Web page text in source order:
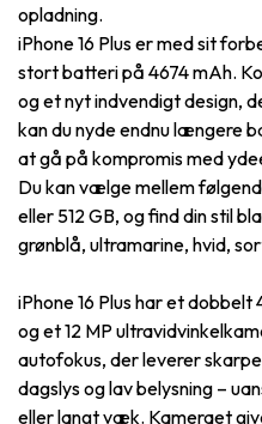
opladning.
iPhone 16 Plus er med sit
stort batteri på 4674 mAh.
og et nyt indvendigt design,
kan du nyde endnu længere
at gå på kompromis med
Du kan vælge mellem
eller 512 GB, og find din stil
grønblå, ultramarine, hvid,
iPhone 16 Plus har et
og et 12 MP
autofokus, der leverer
dagslys og lav belysning –
eller langt væk. Kameraet